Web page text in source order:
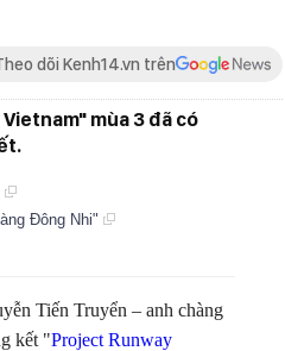
dõi Kenh14.vn trên
mùa 3 đã có
Đông Nhi"
Tiến Truyển – anh chàng
kết "Project Runway